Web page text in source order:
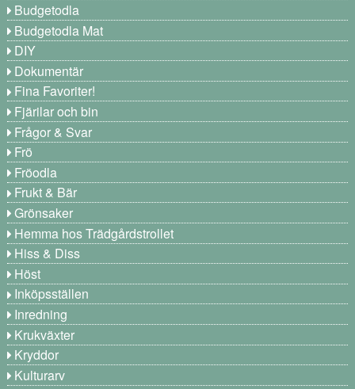
Budgetodla
Budgetodla Mat
DIY
Dokumentär
Fina Favoriter!
Fjärilar och bin
Frågor & Svar
Frö
Fröodla
Frukt & Bär
Grönsaker
Hemma hos Trädgårdstrollet
Hiss & Diss
Höst
Inköpsställen
Inredning
Krukväxter
Kryddor
Kulturarv